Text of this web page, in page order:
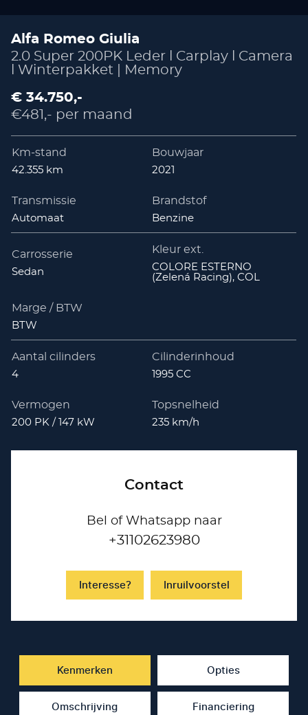
Alfa Romeo Giulia
2.0 Super 200PK Leder l Carplay l Camera
l Winterpakket | Memory
€ 34.750,-
€481,- per maand
Km-stand
42.355 km
Bouwjaar
2021
Transmissie
Automaat
Brandstof
Benzine
Carrosserie
Sedan
Kleur ext.
COLORE ESTERNO
(Zelená Racing), COL
Marge / BTW
BTW
Aantal cilinders
4
Cilinderinhoud
1995 CC
Vermogen
200 PK / 147 kW
Topsnelheid
235 km/h
Contact
Bel of Whatsapp naar
+31102623980
Interesse? Inruilvoorstel
Kenmerken Opties
Omschrijving Financiering